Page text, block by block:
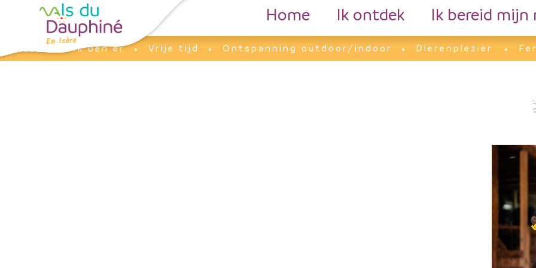
Home Ik ontdek Ik bereid mijn
Accueil
Ik ben er Vrije tijd Ontspanning outdoor/indoor Dierenplezier
Cookies beheer paneel